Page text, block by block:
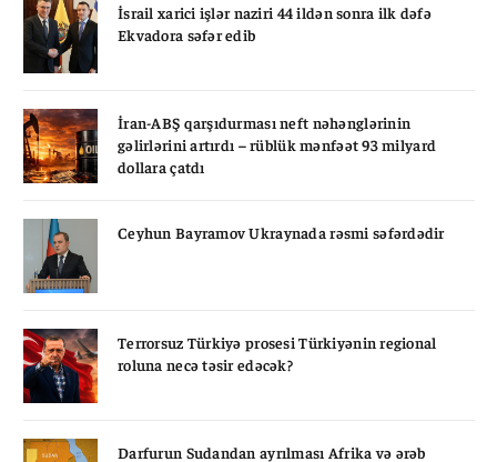
İsrail xarici işlər naziri 44 ildən sonra ilk dəfə
Ekvadora səfər edib
İran-ABŞ qarşıdurması neft nəhənglərinin
gəlirlərini artırdı – rüblük mənfəət 93 milyard
dollara çatdı
Ceyhun Bayramov Ukraynada rəsmi səfərdədir
Terrorsuz Türkiyə prosesi Türkiyənin regional
roluna necə təsir edəcək?
Darfurun Sudandan ayrılması Afrika və ərəb